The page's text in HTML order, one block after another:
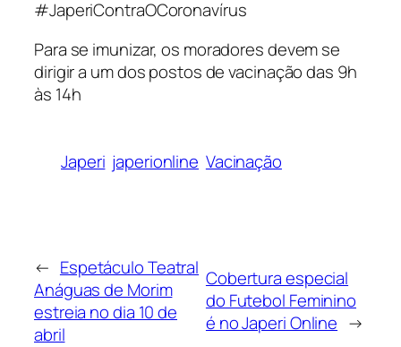
#JaperiContraOCoronavírus
Para se imunizar, os moradores devem se
dirigir a um dos postos de vacinação das 9h
às 14h
Japeri japerionline Vacinação
← Espetáculo Teatral
Anáguas de Morim
estreia no dia 10 de
abril
Cobertura especial
do Futebol Feminino
é no Japeri Online →